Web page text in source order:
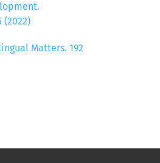
(2022)
Matters. 192